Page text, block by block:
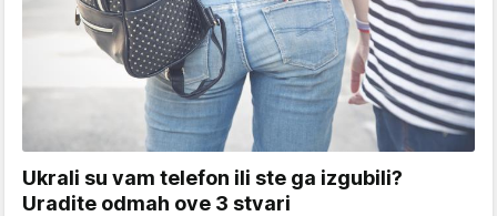
Ukrali su vam telefon ili ste ga izgubili?
Uradite odmah ove 3 stvari